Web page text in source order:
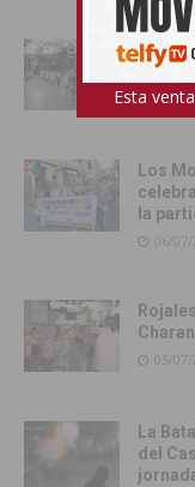
un
06/07/
Los
la
06/07/
05/07/
La
del
Esta